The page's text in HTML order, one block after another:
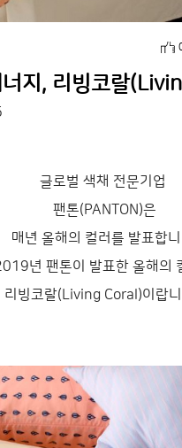
너지, 리빙코랄
글로벌 색채 전문기업
팬톤(PANTON)은
매년 올해의 컬러를 발표합
년 팬톤이 발표한 올해의
리빙코랄(Living Coral)이랍